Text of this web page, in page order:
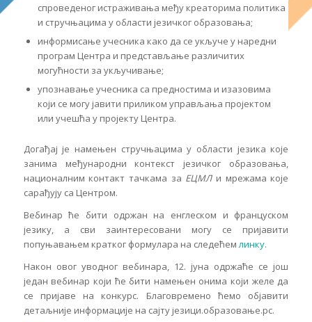
спроведеног истраживања међу креаторима политика
и стручњацима у области језичког образовања;
информисање учесника како да се укључе у наредни
програм Центра и представљање различитих
могућности за укључивање;
упознавање учесника са предностима и изазовима
који се могу јавити приликом управљања пројектом
или учешћа у пројекту Центра.
Догађај је намењен стручњацима у области језика које
занима међународни контекст језичког образовања,
националним контакт тачкама за ЕЦМЛи мрежама које
сарађују са Центром.
Вебинар ће бити одржан на енглеском и француском
језику, а сви заинтересовани могу се пријавити
попуњавањем кратког формулара на следећемлинку.
Након овог уводног вебинара, 12. јуна одржаће се још
један вебинар који ће бити намењен онима који желе да
се пријаве на конкурс. Благовремено ћемо објавити
детаљније информације на сајту језици.образовање.рс.